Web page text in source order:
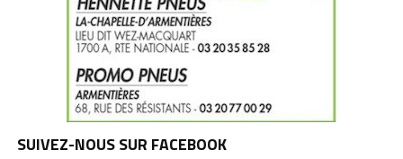
SUIVEZ-NOUS SUR FACEBOOK